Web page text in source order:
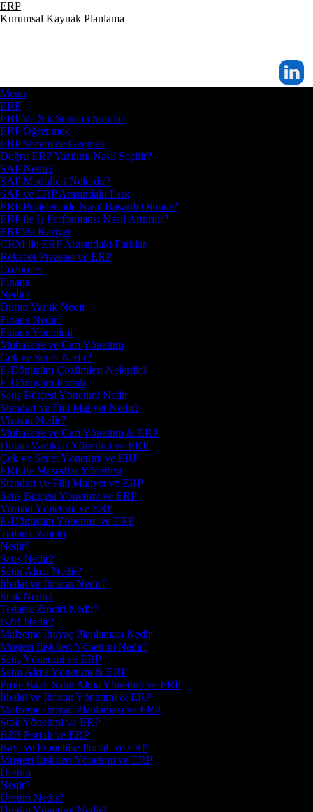
ERP
Kurumsal Kaynak Planlama
Menu
ERP
ERP’de Sık Sorulan Sorular
ERP Öğrenmek
ERP Sistemine Geçmek
Doğru ERP Yazılımı Nasıl Seçilir?
SAP Nedir?
SAP Modülleri Nelerdir?
SAP ve ERP Arasındaki Fark
ERP Projelerinde Nasıl Başarılı Olunur?
ERP ile İş Performansı Nasıl Arttırılır?
ERP’de Kariyer
CRM ile ERP Arasındaki Farklar
Rekabet Piyasası ve ERP
Çözümler
Finans
Nedir?
Duran Varlık Nedir
Finans Nedir?
Finans Yönetimi
Muhasebe ve Cari Yönetimi
Çek ve Senet Nedir?
E-Dönüşüm Çözümleri Nelerdir?
E-Dönüşüm Portalı
Satış Bütçesi Yönetimi Nedir
Standart ve Fiili Maliyet Nedir?
Virman Nedir?
Muhasebe ve Cari Yönetimi & ERP
Duran Varlıklar Yönetimi ve ERP
Çek ve Senet Yönetimi ve ERP
ERP ile Masraflar Yönetimi
Standart ve Fiili Maliyet ve ERP
Satış Bütçesi Yönetimi ve ERP
Virman Yönetimi ve ERP
E-Dönüşüm Yönetimi ve ERP
Tedarik Zinciri
Nedir?
Satış Nedir?
Satın Alma Nedir?
İthalat ve İhracat Nedir?
Stok Nedir?
Tedarik Zinciri Nedir?
B2B Nedir?
Malzeme İhtiyaç Planlaması Nedir
Müşteri İlişkileri Yönetimi Nedir?
Satış Yönetimi ve ERP
Satın Alma Yönetimi & ERP
Proje Bazlı Satın Alma Yönetimi ve ERP
İthalat ve İhracat Yönetimi & ERP
Malzeme İhtiyaç Planlaması ve ERP
Stok Yönetimi ve ERP
B2B Portalı ve ERP
Bayi ve Franchise Portalı ve ERP
Müşteri İlişkileri Yönetimi ve ERP
Üretim
Nedir?
Üretim Nedir?